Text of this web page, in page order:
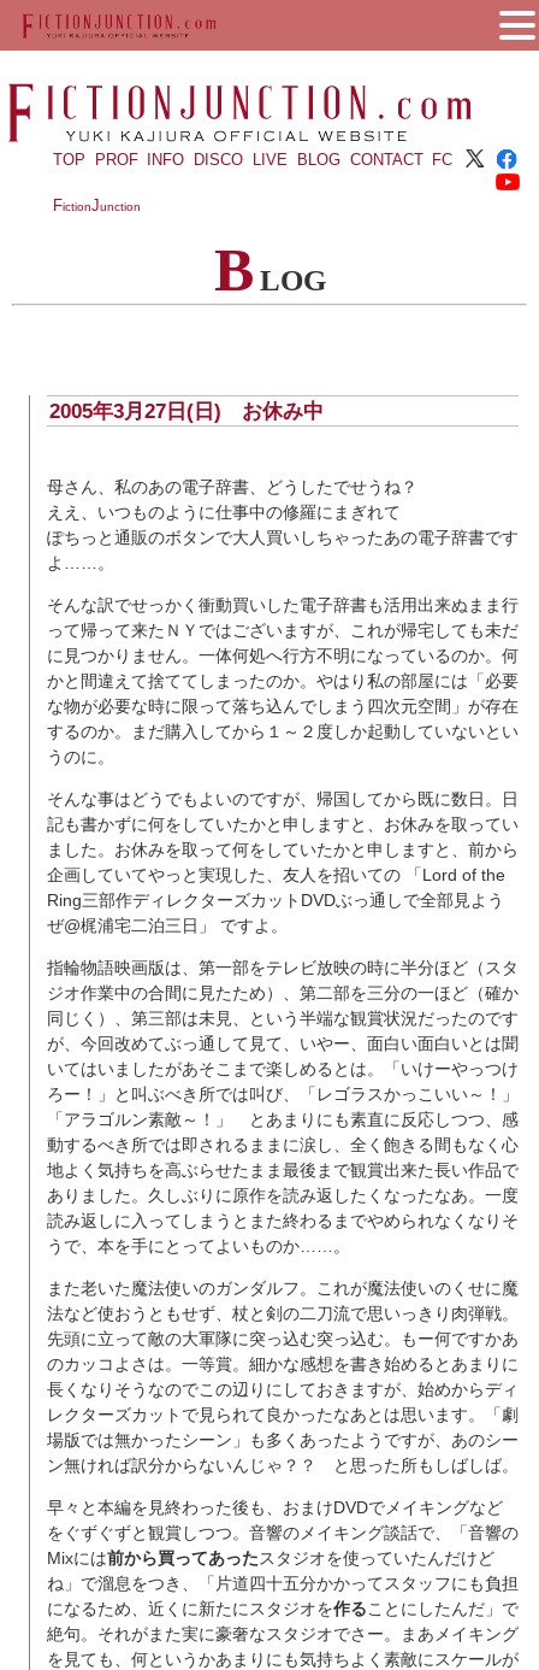
TOP PROF INFO DISCO LIVE BLOG CONTACT FC
FictionJunction
B LOG
2005年3月27日(日) お休み中
母さん、私のあの電子辞書、どうしたでせうね？
ええ、いつものように仕事中の修羅にまぎれて
ぽちっと通販のボタンで大人買いしちゃったあの電子辞書です
よ……。
そんな訳でせっかく衝動買いした電子辞書も活用出来ぬまま行
って帰って来たＮＹではございますが、これが帰宅しても未だ
に見つかりません。一体何処へ行方不明になっているのか。何
かと間違えて捨ててしまったのか。やはり私の部屋には「必要
な物が必要な時に限って落ち込んでしまう四次元空間」が存在
するのか。まだ購入してから１～２度しか起動していないとい
うのに。
そんな事はどうでもよいのですが、帰国してから既に数日。日
記も書かずに何をしていたかと申しますと、お休みを取ってい
ました。お休みを取って何をしていたかと申しますと、前から
企画していてやっと実現した、友人を招いての 「Lord of the
Ring三部作ディレクターズカットDVDぶっ通しで全部見よう
ぜ@梶浦宅二泊三日」 ですよ。
指輪物語映画版は、第一部をテレビ放映の時に半分ほど（スタ
ジオ作業中の合間に見たため）、第二部を三分の一ほど（確か
同じく）、第三部は未見、という半端な観賞状況だったのです
が、今回改めてぶっ通して見て、いやー、面白い面白いとは聞
いてはいましたがあそこまで楽しめるとは。「いけーやっつけ
ろー！」と叫ぶべき所では叫び、「レゴラスかっこいい～！」
「アラゴルン素敵～！」 とあまりにも素直に反応しつつ、感
動するべき所では即されるままに涙し、全く飽きる間もなく心
地よく気持ちを高ぶらせたまま最後まで観賞出来た長い作品で
ありました。久しぶりに原作を読み返したくなったなあ。一度
読み返しに入ってしまうとまた終わるまでやめられなくなりそ
うで、本を手にとってよいものか……。
また老いた魔法使いのガンダルフ。これが魔法使いのくせに魔
法など使おうともせず、杖と剣の二刀流で思いっきり肉弾戦。
先頭に立って敵の大軍隊に突っ込む突っ込む。もー何ですかあ
のカッコよさは。一等賞。細かな感想を書き始めるとあまりに
長くなりそうなのでこの辺りにしておきますが、始めからディ
レクターズカットで見られて良かったなあとは思います。「劇
場版では無かったシーン」も多くあったようですが、あのシー
ン無ければ訳分からないんじゃ？？ と思った所もしばしば。
早々と本編を見終わった後も、おまけDVDでメイキングなど
をぐずぐずと観賞しつつ。音響のメイキング談話で、「音響の
Mixには前から買ってあったスタジオを使っていたんだけど
ね」で溜息をつき、「片道四十五分かかってスタッフにも負担
になるため、近くに新たにスタジオを作ることにしたんだ」で
絶句。それがまた実に豪奢なスタジオでさー。まあメイキング
を見ても、何というかあまりにも気持ちよく素敵にスケールが